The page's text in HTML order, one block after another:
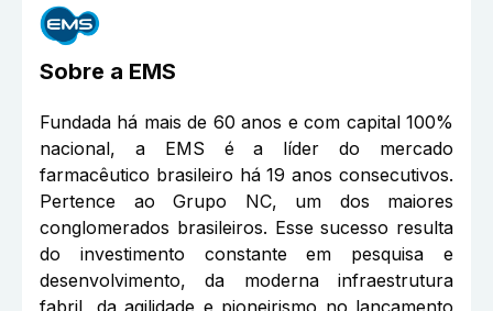
Sobre a EMS
Fundada há mais de 60 anos e com capital 100%
nacional, a EMS é a líder do mercado
farmacêutico brasileiro há 19 anos consecutivos.
Pertence ao Grupo NC, um dos maiores
conglomerados brasileiros. Esse sucesso resulta
do investimento constante em pesquisa e
desenvolvimento, da moderna infraestrutura